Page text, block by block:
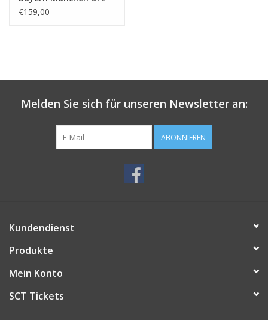
Supercup
€159,00
Melden Sie sich für unseren Newsletter an:
ABONNIEREN
Kundendienst
Produkte
Mein Konto
SCT Tickets